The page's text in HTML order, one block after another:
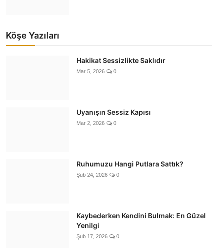
Köşe Yazıları
Hakikat Sessizlikte Saklıdır
Mar 5, 2026 0
Uyanışın Sessiz Kapısı
Mar 2, 2026 0
Ruhumuzu Hangi Putlara Sattık?
Şub 24, 2026 0
Kaybederken Kendini Bulmak: En Güzel
Yenilgi
Şub 17, 2026 0